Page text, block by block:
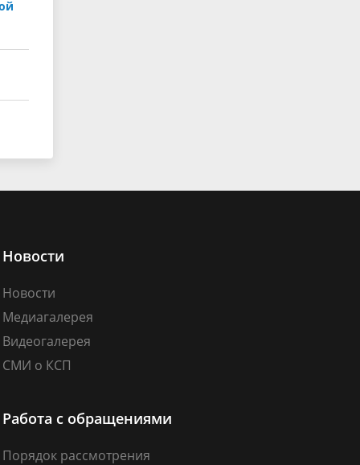
Новости
Новости
Медиагалерея
Видеогалерея
СМИ о КСП
Работа с обращениями
Порядок рассмотрения